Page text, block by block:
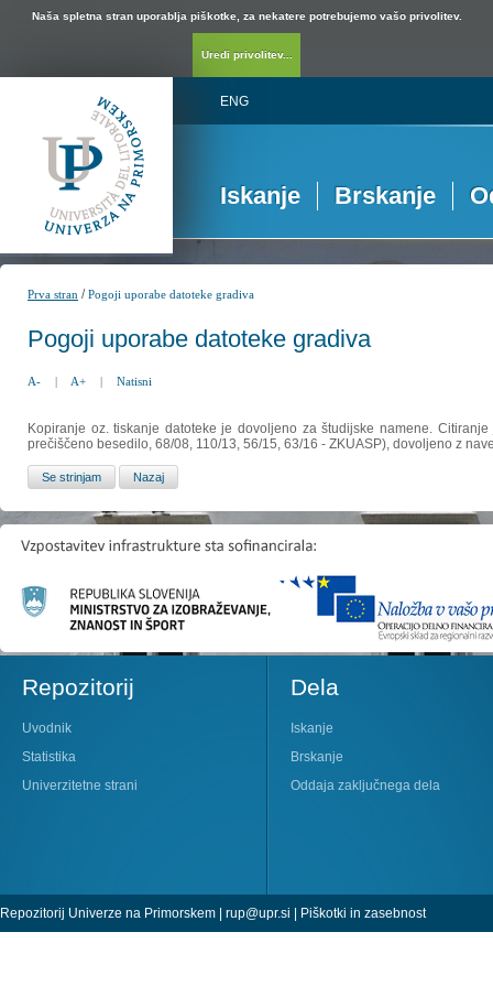
Naša spletna stran uporablja piškotke, za nekatere potrebujemo vašo privolitev.
Uredi privolitev...
ENG
Iskanje Brskanje
Prva stran /Pogoji uporabe datoteke gradiva
Pogoji uporabe datoteke gradiva
A- | A+ | Natisni
Kopiranje oz. tiskanje datoteke je dovoljeno za študijske namene.
prečiščeno besedilo, 68/08, 110/13, 56/15, 63/16 - ZKUASP), dovoljeno z
Repozitorij
Uvodnik
Statistika
Univerzitetne strani
Dela
Iskanje
Brskanje
Oddaja zaključnega dela
Repozitorij Univerze na Primorskem | rup@upr.si | Piškotki in zasebnost